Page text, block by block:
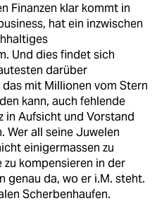
Finanzen klar kommt in
hat ein inzwischen
Und dies findet sich
darüber
mit Millionen vom Stern
kann, auch fehlende
in Aufsicht und Vorstand
Wer all seine Juwelen
einigermassen zu
zu kompensieren in der
genau da, wo er i.M. steht.
Scherbenhaufen.